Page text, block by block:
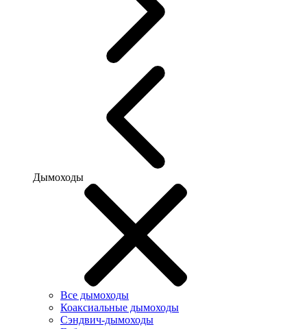
Дымоходы
Все дымоходы
Коаксиальные дымоходы
Сэндвич-дымоходы